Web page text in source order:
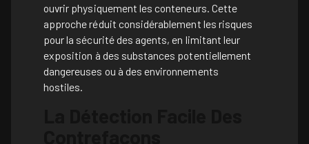
ouvrir physiquement les conteneurs. Cette
approche réduit considérablement les risques
pour la sécurité des agents, en limitant leur
exposition à des substances potentiellement
dangereuses ou à des environnements
hostiles.